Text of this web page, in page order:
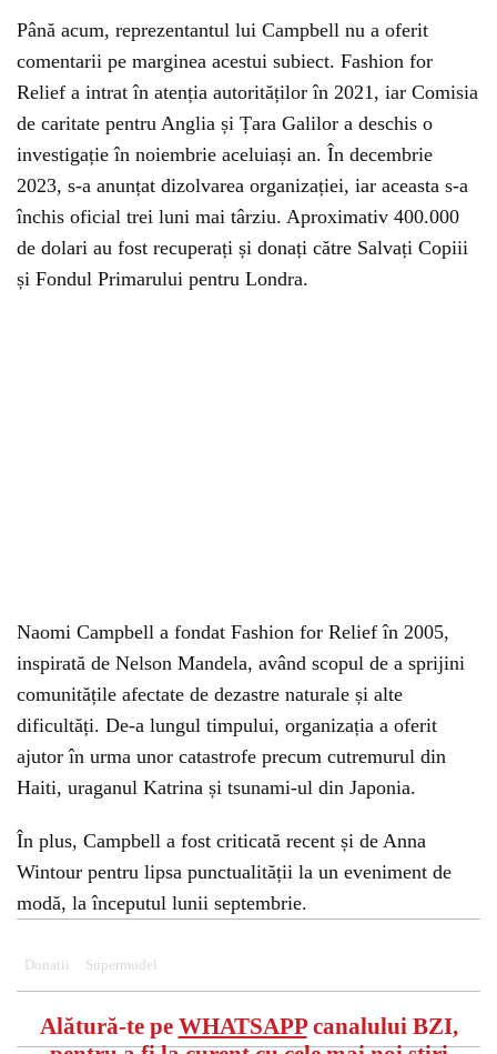
Până acum, reprezentantul lui Campbell nu a oferit
comentarii pe marginea acestui subiect. Fashion for
Relief a intrat în atenția autorităților în 2021, iar Comisia
de caritate pentru Anglia și Țara Galilor a deschis o
investigație în noiembrie aceluiași an. În decembrie
2023, s-a anunțat dizolvarea organizației, iar aceasta s-a
închis oficial trei luni mai târziu. Aproximativ 400.000
de dolari au fost recuperați și donați către Salvați Copiii
și Fondul Primarului pentru Londra.
Naomi Campbell a fondat Fashion for Relief în 2005,
inspirată de Nelson Mandela, având scopul de a sprijini
comunitățile afectate de dezastre naturale și alte
dificultăți. De-a lungul timpului, organizația a oferit
ajutor în urma unor catastrofe precum cutremurul din
Haiti, uraganul Katrina și tsunami-ul din Japonia.
În plus, Campbell a fost criticată recent și de Anna
Wintour pentru lipsa punctualității la un eveniment de
modă, la începutul lunii septembrie.
Donatii Supermodel
Alătură-te pe WHATSAPPcanalului BZI,